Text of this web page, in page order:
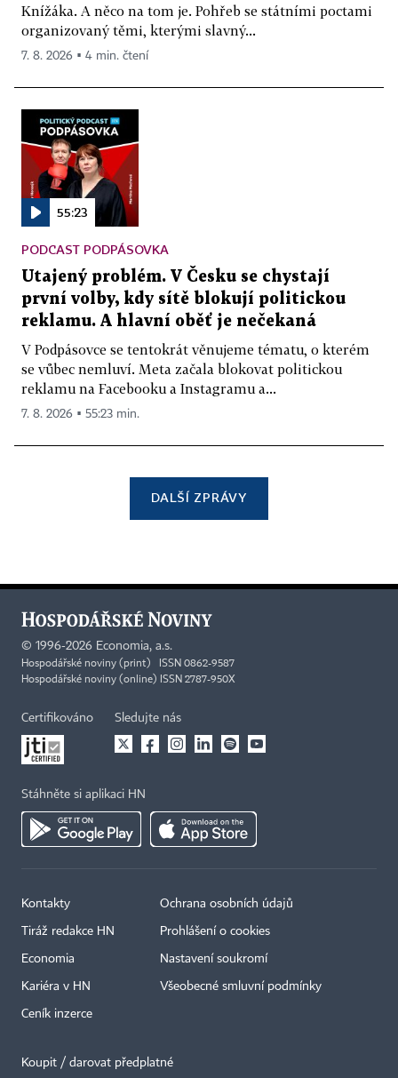
Knížáka. A něco na tom je. Pohřeb se státními poctami
organizovaný těmi, kterými slavný...
7. 8. 2026 ▪ 4 min. čtení
55:23
PODCAST PODPÁSOVKA
Utajený problém. V Česku se chystají
první volby, kdy sítě blokují politickou
reklamu. A hlavní oběť je nečekaná
V Podpásovce se tentokrát věnujeme tématu, o kterém
se vůbec nemluví. Meta začala blokovat politickou
reklamu na Facebooku a Instagramu a...
7. 8. 2026 ▪ 55:23 min.
DALŠÍ ZPRÁVY
© 1996-2026 Economia, a.s.
Hospodářské noviny (print) ISSN 0862-9587
Hospodářské noviny (online) ISSN 2787-950X
Certifikováno Sledujte nás
Stáhněte si aplikaci HN
Kontakty
Tiráž redakce HN
Economia
Kariéra v HN
Ceník inzerce
Ochrana osobních údajů
Prohlášení o cookies
Nastavení soukromí
Všeobecné smluvní podmínky
Koupit / darovat předplatné